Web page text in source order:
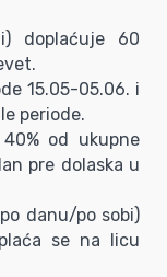
doplaćuje 60
15.05-05.06. i
periode.
od ukupne
pre dolaska u
danu/po sobi)
se na licu